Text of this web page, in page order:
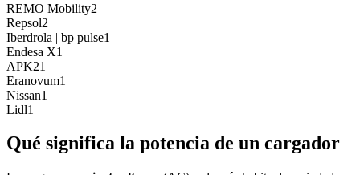
REMO Mobility2
Repsol2
Iberdrola | bp pulse1
Endesa X1
APK21
Eranovum1
Nissan1
Lidl1
Qué significa la potencia de un cargador